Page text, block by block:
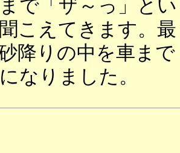
で「ザ～っ」とい
こえてきます。最
降りの中を車まで
なりました。